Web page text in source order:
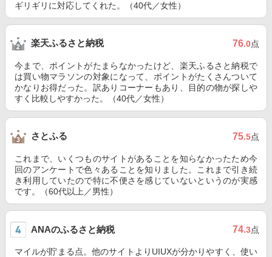
ギリギリに対応してくれた。（40代／女性）
楽天ふるさと納税 76.0点
今まで、ポイントがたまらなかったけど、楽天ふるさと納税で
は買い物マラソンの対象になって、ポイントがたくさんついて
かなりお得だった。訳ありコーナーもあり、目的の物が探しや
すく比較しやすかった。（40代／女性）
さとふる 75.5点
これまで、いくつものサイトがあることを知らなかったため今
回のアンケートで色々あることを知りました。これまで引き続
き利用していたので特に不便さを感じていないというのが実感
です。（60代以上／男性）
ANAのふるさと納税 74.3点
マイルが貯まる点。他のサイトよりUIUXが分かりやすく、使い